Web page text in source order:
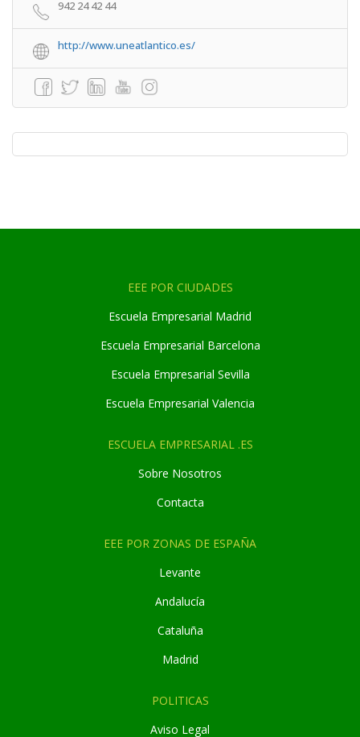
942 24 42 44
http://www.uneatlantico.es/
EEE POR CIUDADES
Escuela Empresarial Madrid
Escuela Empresarial Barcelona
Escuela Empresarial Sevilla
Escuela Empresarial Valencia
ESCUELA EMPRESARIAL .ES
Sobre Nosotros
Contacta
EEE POR ZONAS DE ESPAÑA
Levante
Andalucía
Cataluña
Madrid
POLITICAS
Aviso Legal